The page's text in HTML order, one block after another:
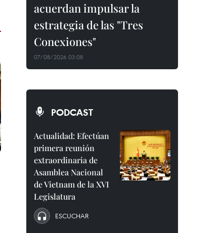
acuerdan impulsar la
estrategia de las "Tres
Conexiones"
07/08/2026 03:08
PODCAST
Actualidad: Efectúan
primera reunión
extraordinaria de
Asamblea Nacional
de Vietnam de la XVI
Legislatura
ESCUCHAR